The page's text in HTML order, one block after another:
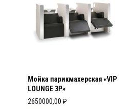
Мойка парикмахерская «VIP
LOUNGE 3P»
2650000,00 ₽